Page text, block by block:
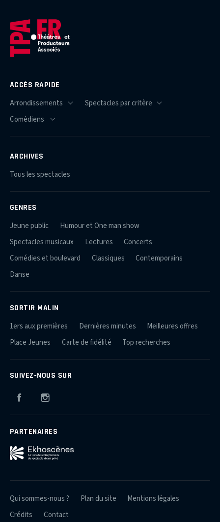
ACCÈS RAPIDE
ARCHIVES
Tous les spectacles
GENRES
Jeune public
Humour et One man show
Spectacles musicaux
Lectures
Concerts
Comédies et boulevard
Classiques
Contemporains
Danse
SORTIR MALIN
1ers aux premières Dernières minutes
Meilleures offres
Place Jeunes
Carte de fidélité Top recherches
SUIVEZ-NOUS SUR
Facebook
PARTENAIRES
Qui sommes-nous ? Plan du site
Mentions légales
Crédits
Contact